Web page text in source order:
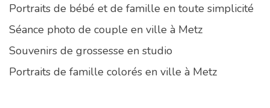
Portraits de bébé et de famille en toute simplicité
Séance photo de couple en ville à Metz
Souvenirs de grossesse en studio
Portraits de famille colorés en ville à Metz